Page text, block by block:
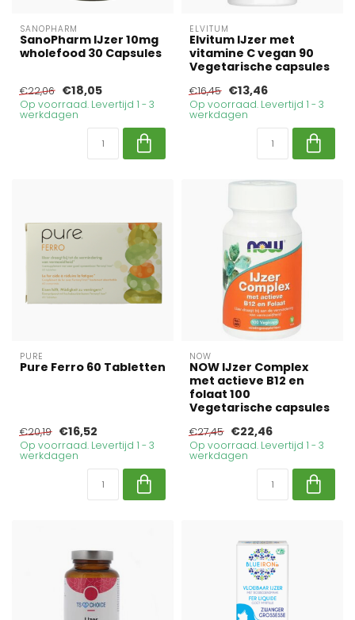
SANOPHARM
SanoPharm IJzer 10mg
wholefood 30 Capsules
€22,06 €18,05
Op voorraad. Levertijd 1 - 3
werkdagen
ELVITUM
Elvitum IJzer met
vitamine C vegan 90
Vegetarische capsules
€16,45 €13,46
Op voorraad. Levertijd 1 - 3
werkdagen
PURE
Pure Ferro 60 Tabletten
€20,19 €16,52
Op voorraad. Levertijd 1 - 3
werkdagen
NOW
NOW IJzer Complex
met actieve B12 en
folaat 100
Vegetarische capsules
€27,45 €22,46
Op voorraad. Levertijd 1 - 3
werkdagen